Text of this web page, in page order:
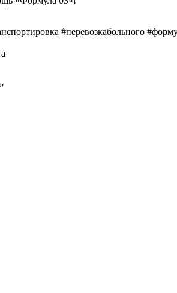
#перевозкабольного